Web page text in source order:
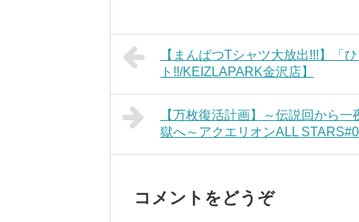
【まんぱつTシャツ大放出!!!】「
ト!!/KEIZLAPARK金沢店】
【万枚復活計画】～伝説回から
獄へ～アクエリオンALL
コメントをどうぞ